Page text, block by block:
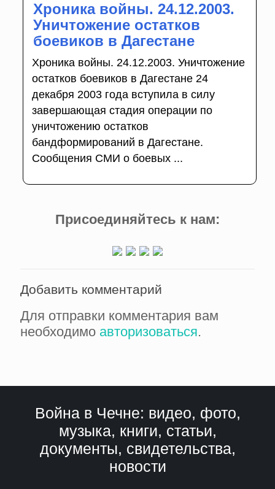
Хроника войны. 24.12.2003.
Уничтожение остатков
боевиков в Дагестане
Хроника войны. 24.12.2003. Уничтожение
остатков боевиков в Дагестане 24
декабря 2003 года вступила в силу
завершающая стадия операции по
уничтожению остатков
бандформирований в Дагестане.
Сообщения СМИ о боевых ...
Присоединяйтесь к нам:
Добавить комментарий
Для отправки комментария вам
необходимо авторизоваться.
Война в Чечне: видео, фото,
музыка, книги, статьи,
документы, свидетельства,
новости